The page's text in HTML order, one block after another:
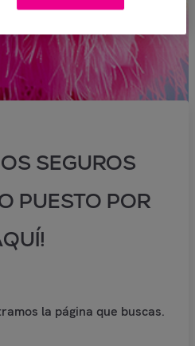
SEGUROS
PUESTO POR
la página que buscas.